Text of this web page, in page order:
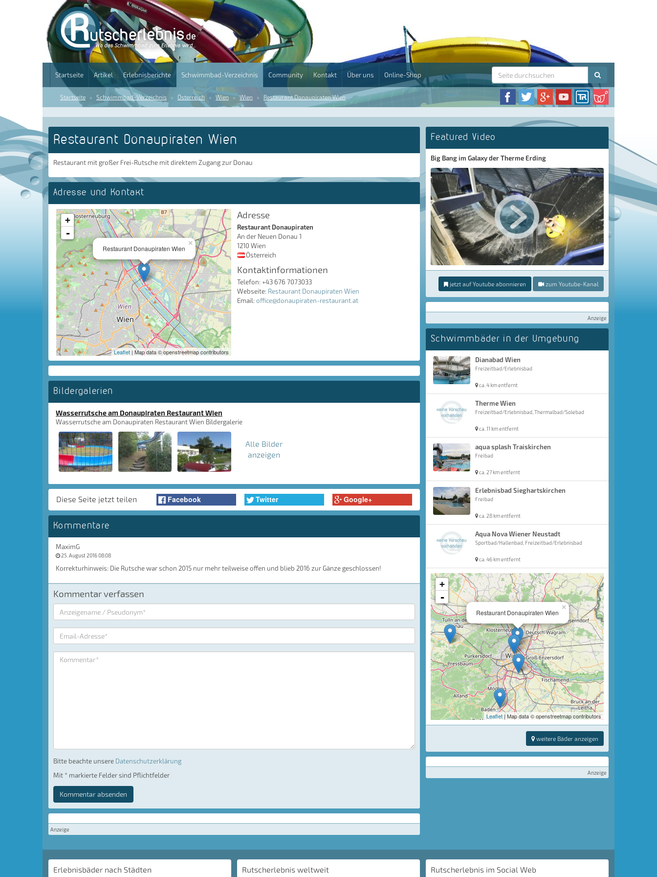
Startseite Artikel Erlebnisberichte Schwimmbad-Verzeichnis Community Kontakt Über uns Online-Shop
Startseite Schwimmbad-Verzeichnis Österreich Wien Wien Restaurant Donaupiraten Wien
Restaurant Donaupiraten Wien
Restaurant mit großer Frei-Rutsche mit direktem Zugang zur Donau
Adresse und Kontakt
×
Restaurant Donaupiraten Wien
+
-
Leaflet | Map data © openstreetmap contributors
Adresse
Restaurant Donaupiraten
An der Neuen Donau 1
1210 Wien
Österreich
Kontaktinformationen
Telefon: +43 676 7073033
Webseite: Restaurant Donaupiraten Wien
Email: office@donaupiraten-restaurant.at
Bildergalerien
Wasserrutsche am Donaupiraten Restaurant Wien
Wasserrutsche am Donaupiraten Restaurant Wien Bildergalerie
Alle Bilder
anzeigen
Diese Seite jetzt teilen Facebook Twitter Google+
Kommentare
MaximG
25. August 2016 08:08
Korrekturhinweis: Die Rutsche war schon 2015 nur mehr teilweise offen und blieb 2016 zur Gänze geschlossen!
Kommentar verfassen
Bitte beachte unsere Datenschutzerklärung
Mit * markierte Felder sind Pflichtfelder
Kommentar absenden
Anzeige
Featured Video
Big Bang im Galaxy der Therme Erding
jetzt auf Youtube abonnieren zum Youtube-Kanal
Anzeige
Schwimmbäder in der Umgebung
Dianabad Wien
Freizeitbad/Erlebnisbad
ca. 4 km entfernt
Therme Wien
Freizeitbad/Erlebnisbad, Thermalbad/Solebad
ca. 11 km entfernt
aqua splash Traiskirchen
Freibad
ca. 27 km entfernt
Erlebnisbad Sieghartskirchen
Freibad
ca. 28 km entfernt
Aqua Nova Wiener Neustadt
Sportbad/Hallenbad, Freizeitbad/Erlebnisbad
ca. 46 km entfernt
×
Restaurant Donaupiraten Wien
+
-
Leaflet| Map data © openstreetmap contributors
weitere Bäder anzeigen
Anzeige
Erlebnisbäder nach Städten Rutscherlebnis weltweit Rutscherlebnis im Social Web